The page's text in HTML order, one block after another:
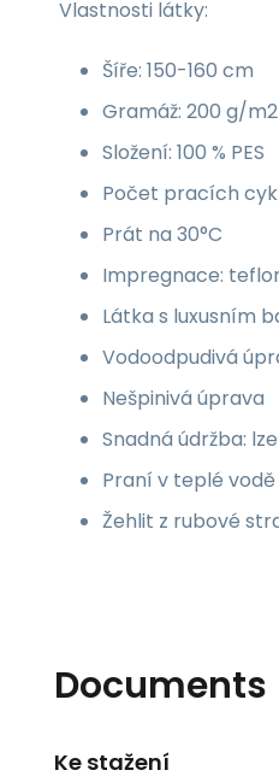
Vlastnosti látky:
Šíře: 150-160 cm
Gramáž: 200 g/m2
Složení: 100 % PES
Počet pracích
Prát na 30°C
Impregnace:
Látka s luxusním
Vodoodpudivá
Nešpinivá úprava
Snadná údržba:
Praní v teplé vodě
Žehlit z rubové
Documents
Ke stažení